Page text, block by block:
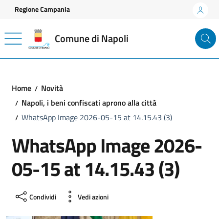
Vai ai contenuti
Vai al footer
Regione Campania
Comune di Napoli
Home
Novità
Napoli, i beni confiscati aprono alla città
WhatsApp Image 2026-05-15 at 14.15.43 (3)
WhatsApp Image 2026-
05-15 at 14.15.43 (3)
Condividi Vedi azioni